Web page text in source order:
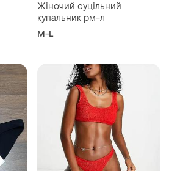
Жіночий суцільний
купальник рм-л
M-L